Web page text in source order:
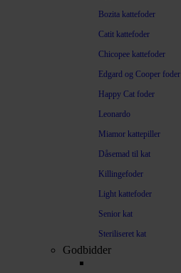
Bozita kattefoder
Catit kattefoder
Chicopee kattefoder
Edgard og Cooper foder
Happy Cat foder
Leonardo
Miamor kattepiller
Dåsemad til kat
Killingefoder
Light kattefoder
Senior kat
Steriliseret kat
Godbidder